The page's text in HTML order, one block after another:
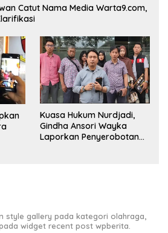
Catut Nama Media Warta9.com,
Kuasa Hukum Nurdjadi,
Gindha Ansori Wayka
Laporkan Penyerobotan
style gallery pada kategori olahraga,
widget recent post wpberita.